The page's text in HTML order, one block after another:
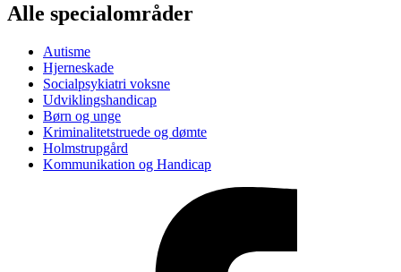
Alle specialområder
Autisme
Hjerneskade
Socialpsykiatri voksne
Udviklingshandicap
Børn og unge
Kriminalitetstruede og dømte
Holmstrupgård
Kommunikation og Handicap